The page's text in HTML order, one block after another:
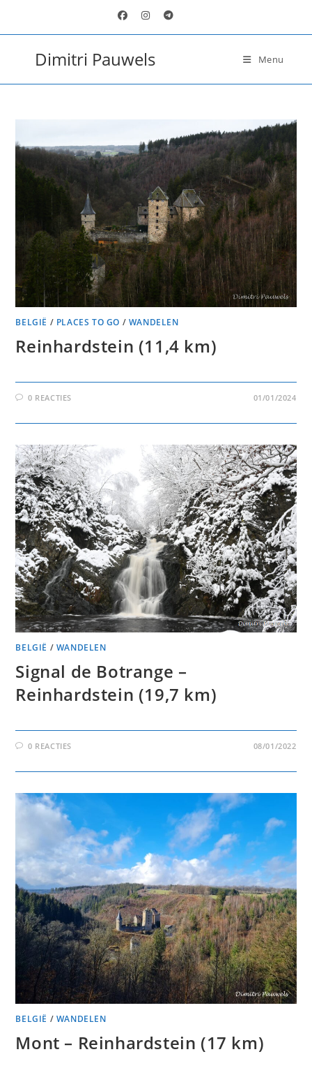
Dimitri Pauwels Menu
BELGIË / PLACES TO GO / WANDELEN
Reinhardstein (11,4 km)
0 REACTIES 01/01/2024
BELGIË / WANDELEN
Signal de Botrange –
Reinhardstein (19,7 km)
0 REACTIES 08/01/2022
BELGIË / WANDELEN
Mont – Reinhardstein (17 km)